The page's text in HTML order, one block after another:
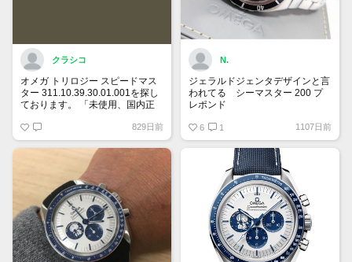
クラシコ
オメガ トリロジー スピードマス
ター 311.10.39.30.01.001を探し
ております。 「未使用、国内正
り希望」 予算は120万円です。
宜しくお願い致します。
829日前
N.
ジェラルドジェンタデザインと言
われてる シーマスター 200 プ
レポンド
は貴重
6 1 1107日前